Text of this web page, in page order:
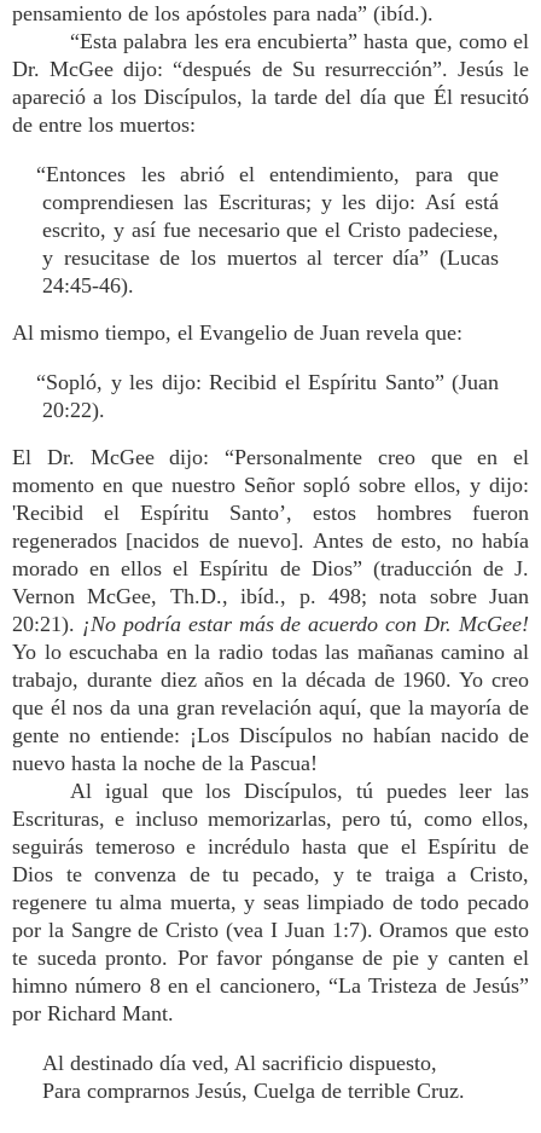
pensamiento de los apóstoles para nada” (ibíd.).
“Esta palabra les era encubierta” hasta que, como el
Dr. McGee dijo: “después de Su resurrección”. Jesús le
apareció a los Discípulos, la tarde del día que Él resucitó
de entre los muertos:
“Entonces les abrió el entendimiento, para que
comprendiesen las Escrituras; y les dijo: Así está
escrito, y así fue necesario que el Cristo padeciese,
y resucitase de los muertos al tercer día” (Lucas
24:45-46).
Al mismo tiempo, el Evangelio de Juan revela que:
“Sopló, y les dijo: Recibid el Espíritu Santo” (Juan
20:22).
El Dr. McGee dijo: “Personalmente creo que en el
momento en que nuestro Señor sopló sobre ellos, y dijo:
'Recibid el Espíritu Santo’, estos hombres fueron
regenerados [nacidos de nuevo]. Antes de esto, no había
morado en ellos el Espíritu de Dios” (traducción de J.
Vernon McGee, Th.D., ibíd., p. 498; nota sobre Juan
20:21). ¡No podría estar más de acuerdo con Dr. McGee!
Yo lo escuchaba en la radio todas las mañanas camino al
trabajo, durante diez años en la década de 1960. Yo creo
que él nos da una gran revelación aquí, que la mayoría de
gente no entiende: ¡Los Discípulos no habían nacido de
nuevo hasta la noche de la Pascua!
Al igual que los Discípulos, tú puedes leer las
Escrituras, e incluso memorizarlas, pero tú, como ellos,
seguirás temeroso e incrédulo hasta que el Espíritu de
Dios te convenza de tu pecado, y te traiga a Cristo,
regenere tu alma muerta, y seas limpiado de todo pecado
por la Sangre de Cristo (vea I Juan 1:7). Oramos que esto
te suceda pronto. Por favor pónganse de pie y canten el
himno número 8 en el cancionero, “La Tristeza de Jesús”
por Richard Mant.
Al destinado día ved, Al sacrificio dispuesto,
Para comprarnos Jesús, Cuelga de terrible Cruz.